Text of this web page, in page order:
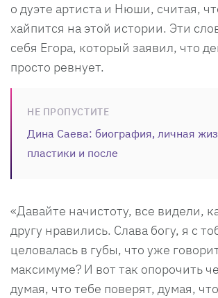
о дуэте артиста и Нюши, считая,
хайпится на этой истории. Эти
себя Егора, который заявил, что
просто ревнует.
НЕ ПРОПУСТИТЕ
Дина Саева: биография, личная
пластики и после
«Давайте начистоту, все видели,
другу нравились. Слава богу, я с
целовалась в губы, что уже
максимуме? И вот так опорочить
думая, что тебе поверят, думая,